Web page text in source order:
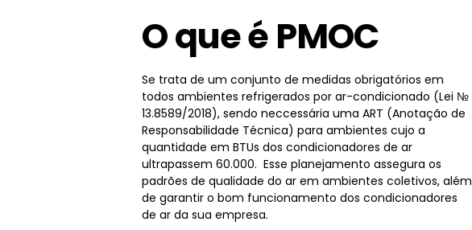
O que é PMOC
Se trata de um conjunto de medidas obrigatórios em
todos ambientes refrigerados por ar-condicionado (Lei №
13.8589/2018), sendo neccessária uma ART (Anotação de
Responsabilidade Técnica) para ambientes cujo a
quantidade em BTUs dos condicionadores de ar
ultrapassem 60.000. Esse planejamento assegura os
padrões de qualidade do ar em ambientes coletivos, além
de garantir o bom funcionamento dos condicionadores
de ar da sua empresa.